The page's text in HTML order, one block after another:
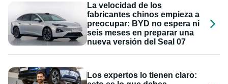
La velocidad de los
fabricantes chinos empieza a
preocupar: BYD no espera ni
seis meses en preparar una
nueva versión del Seal 07
Los expertos lo tienen claro: